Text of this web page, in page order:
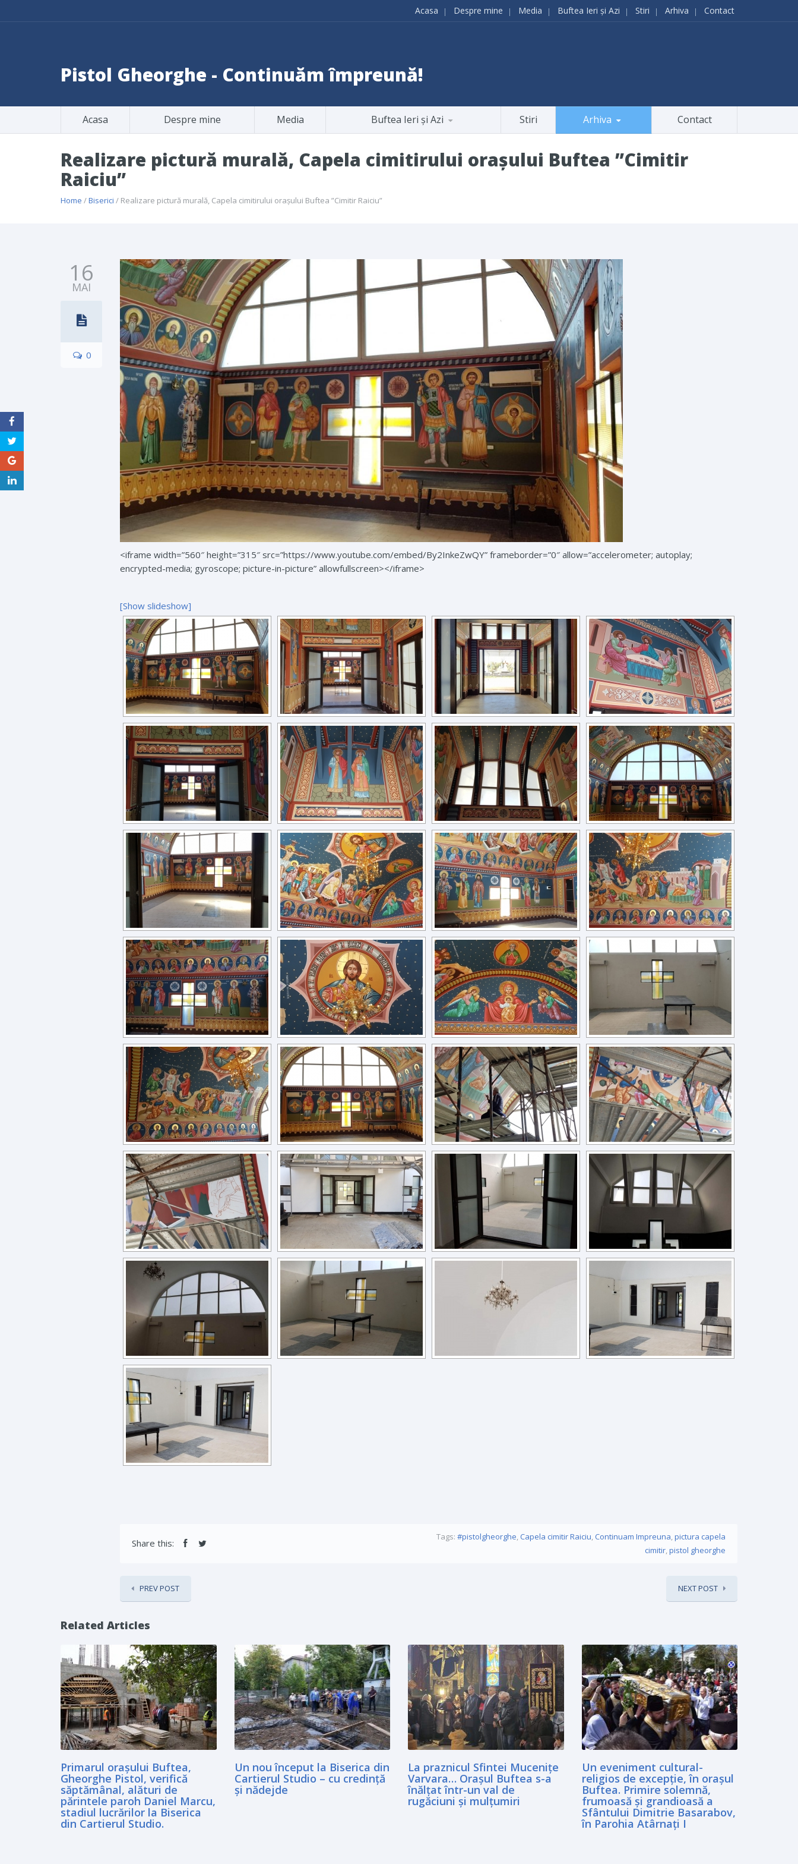
Acasa Despre mine Media Buftea Ieri și Azi Stiri Arhiva Contact
Pistol Gheorghe - Continuăm împreună!
Acasa Despre mine Media Buftea Ieri și Azi Stiri Arhiva Contact
Realizare pictură murală, Capela cimitirului orașului Buftea ”Cimitir
Raiciu”
Home /Biserici / Realizare pictură murală, Capela cimitirului orașului Buftea ”Cimitir Raiciu”
16
MAI
0
<iframe width=”560″ height=”315″ src=”https://www.youtube.com/embed/By2InkeZwQY” frameborder=”0″ allow=”accelerometer; autoplay;
encrypted-media; gyroscope; picture-in-picture” allowfullscreen></iframe>
[Show slideshow]
Share this:
Tags: #pistolgheorghe, Capela cimitir Raiciu, Continuam Impreuna,pictura capela
cimitir,pistol gheorghe
PREV POST NEXT POST
Related Articles
Primarul orașului Buftea,
Gheorghe Pistol, verifică
săptămânal, alături de
părintele paroh Daniel Marcu,
stadiul lucrărilor la Biserica
din Cartierul Studio.
Un nou început la Biserica din
Cartierul Studio – cu credință
și nădejde
La praznicul Sfintei Mucenițe
Varvara… Oraşul Buftea s-a
înălţat într-un val de
rugăciuni şi mulţumiri
Un eveniment cultural-
religios de excepție, în orașul
Buftea. Primire solemnă,
frumoasă şi grandioasă a
Sfântului Dimitrie Basarabov,
în Parohia Atârnaţi I